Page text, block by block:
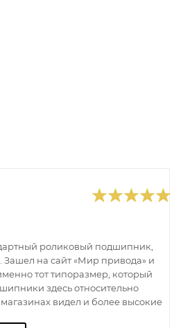
роликовый подшипник,
Зашел на сайт «Мир привода» и
тот типоразмер, который
здесь относительно
видел и более высокие